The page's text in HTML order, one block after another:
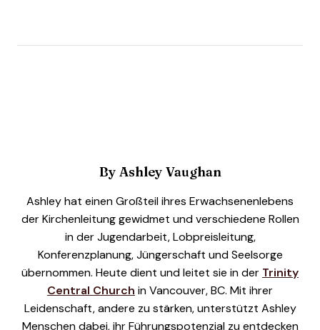
By Ashley Vaughan
Ashley hat einen Großteil ihres Erwachsenenlebens
der Kirchenleitung gewidmet und verschiedene Rollen
in der Jugendarbeit, Lobpreisleitung,
Konferenzplanung, Jüngerschaft und Seelsorge
übernommen. Heute dient und leitet sie in der Trinity
Central Church in Vancouver, BC. Mit ihrer
Leidenschaft, andere zu stärken, unterstützt Ashley
Menschen dabei, ihr Führungspotenzial zu entdecken